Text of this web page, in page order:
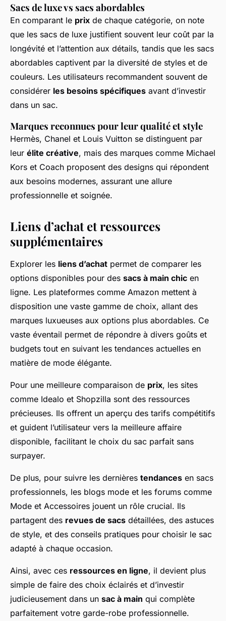
Sacs de luxe vs sacs abordables
En comparant le prix de chaque catégorie, on note
que les sacs de luxe justifient souvent leur coût par la
longévité et l’attention aux détails, tandis que les sacs
abordables captivent par la diversité de styles et de
couleurs. Les utilisateurs recommandent souvent de
considérer les besoins spécifiques avant d’investir
dans un sac.
Marques reconnues pour leur qualité et style
Hermès, Chanel et Louis Vuitton se distinguent par
leur élite créative, mais des marques comme Michael
Kors et Coach proposent des designs qui répondent
aux besoins modernes, assurant une allure
professionnelle et soignée.
Liens d’achat et ressources
supplémentaires
Explorer les liens d’achat permet de comparer les
options disponibles pour des sacs à main chic en
ligne. Les plateformes comme Amazon mettent à
disposition une vaste gamme de choix, allant des
marques luxueuses aux options plus abordables. Ce
vaste éventail permet de répondre à divers goûts et
budgets tout en suivant les tendances actuelles en
matière de mode élégante.
Pour une meilleure comparaison de prix, les sites
comme Idealo et Shopzilla sont des ressources
précieuses. Ils offrent un aperçu des tarifs compétitifs
et guident l’utilisateur vers la meilleure affaire
disponible, facilitant le choix du sac parfait sans
surpayer.
De plus, pour suivre les dernières tendances en sacs
professionnels, les blogs mode et les forums comme
Mode et Accessoires jouent un rôle crucial. Ils
partagent des revues de sacs détaillées, des astuces
de style, et des conseils pratiques pour choisir le sac
adapté à chaque occasion.
Ainsi, avec ces ressources en ligne, il devient plus
simple de faire des choix éclairés et d’investir
judicieusement dans un sac à main qui complète
parfaitement votre garde-robe professionnelle.